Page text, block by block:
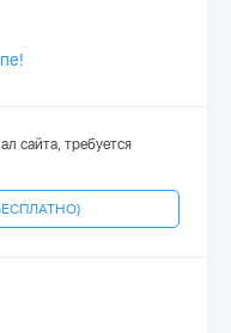
сайта, требуется